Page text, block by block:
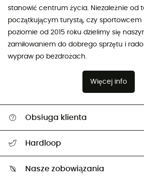
stanowić centrum życia. Niezależnie od
początkującym turystą, czy sportowcem
poziomie od 2015 roku dzielimy się
zamiłowaniem do dobrego sprzętu i
wypraw po bezdrożach.
Więcej info
Obsługa klienta
Zwrot artykułów i zwrot środków
Hardloop
Nasze zobowiązania